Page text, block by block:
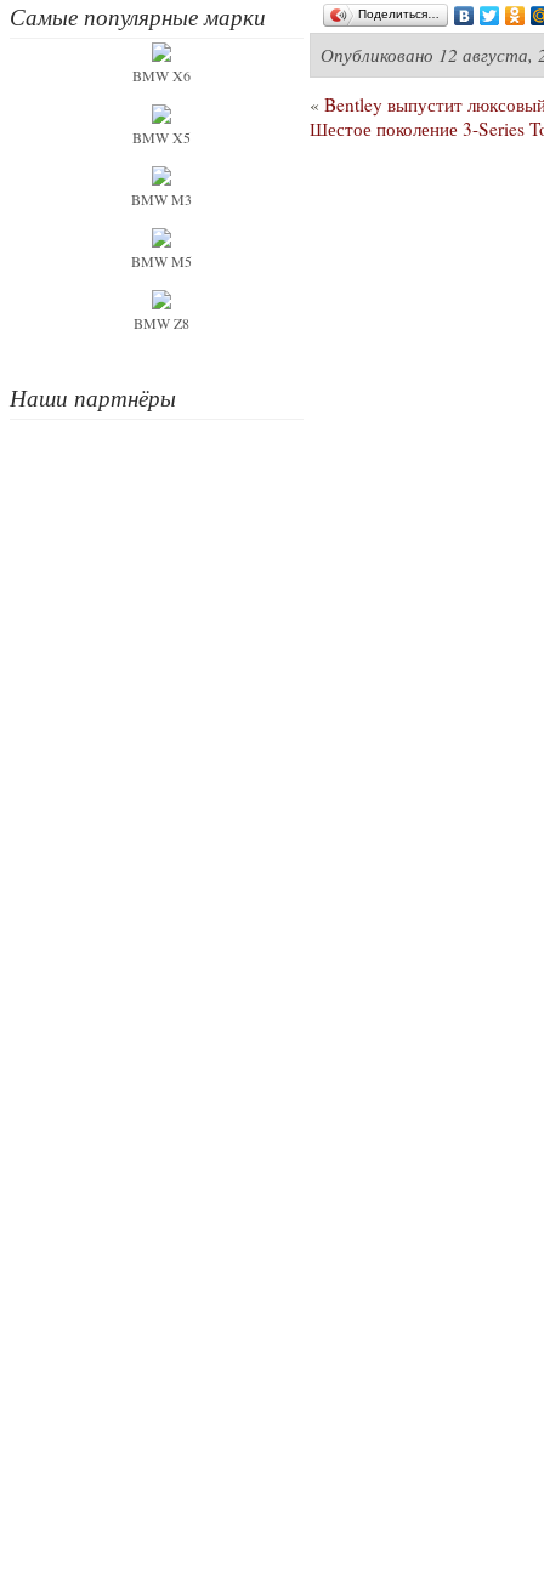
Самые популярные марки
BMW X6
BMW X5
BMW M3
BMW M5
BMW Z8
Наши партнёры
Поделиться…
Опубликовано 12 августа,
« Bentley выпустит
Шестое поколение 3-Series